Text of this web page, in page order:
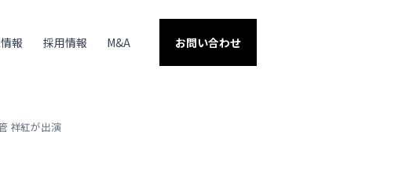
報 採用情報 M&A お問い合わせ
祥紅が出演